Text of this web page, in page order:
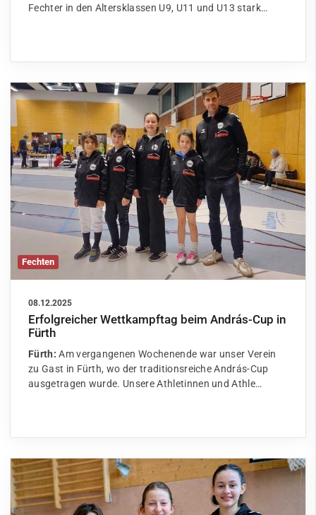
Fechter in den Altersklassen U9, U11 und U13 stark…
Fechten
08.12.2025
Erfolgreicher Wettkampftag beim András-Cup in
Fürth
Fürth: Am vergangenen Wochenende war unser Verein
zu Gast in Fürth, wo der traditionsreiche András-Cup
ausgetragen wurde. Unsere Athletinnen und Athle…